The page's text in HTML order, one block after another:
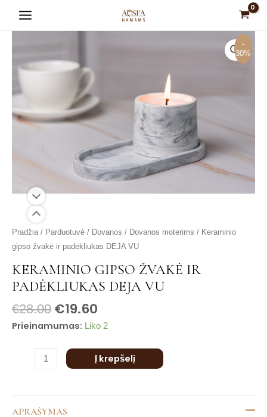
Main
Menu
-
30%
Pradžia / Parduotuvė / Dovanos / Dovanos moterims / Keraminio
gipso žvakė ir padėkliukas DEJA VU
KERAMINIO GIPSO ŽVAKĖ IR
PADĖKLIUKAS DEJA VU
€28.00 €19.60
Prieinamumas: Liko 2
produkto
kiekis:
gipso
žvakė
ir
DEJA
Į krepšelį
APRAŠYMAS